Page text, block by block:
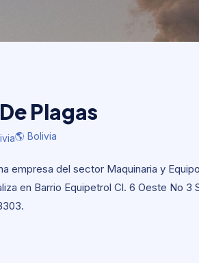
Plagas
Plagas
🌎 Bolivia
empresa del sector Maquinaria y
en Barrio Equipetrol Cl. 6 Oeste No 3